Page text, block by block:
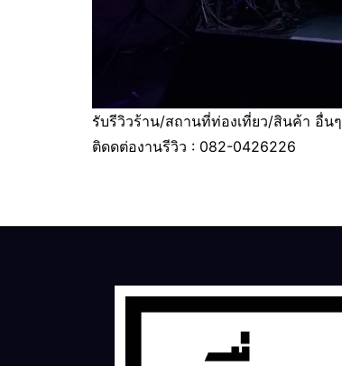
รับรีวิวร้าน/สถานที่ท่องเที่ยว/สินค้า อื่นๆ
ติดดต่องานรีวิว : 082-0426226